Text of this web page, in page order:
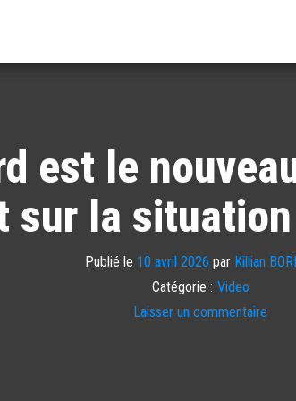
est le
sur la
Publié le 10 avril 2026 par Killian
Catégorie : Video
Laisser un commentaire